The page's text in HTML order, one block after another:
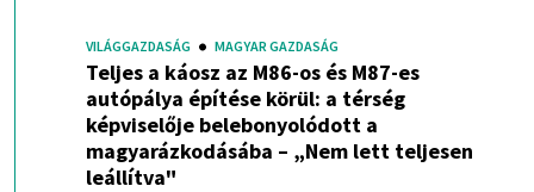
VILÁGGAZDASÁG MAGYAR GAZDASÁG
Teljes a káosz az M86-os és M87-es
autópálya építése körül: a térség
képviselője belebonyolódott a
magyarázkodásába – „Nem lett teljesen
leállítva"